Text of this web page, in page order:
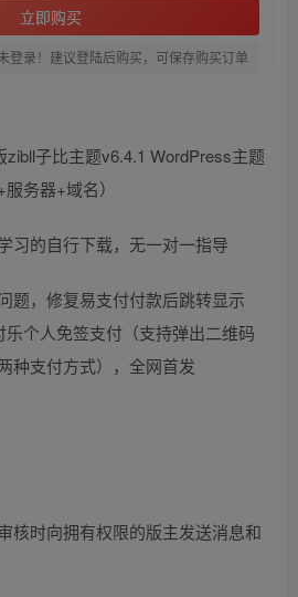
立即购买
登录！建议登陆后购买，可保存购买订单
习的自行下载，无一对一指导
题，修复易支付付款后跳转显示
个人免签支付（支持弹出二维码
种支付方式），全网首发
核时向拥有权限的版主发送消息和